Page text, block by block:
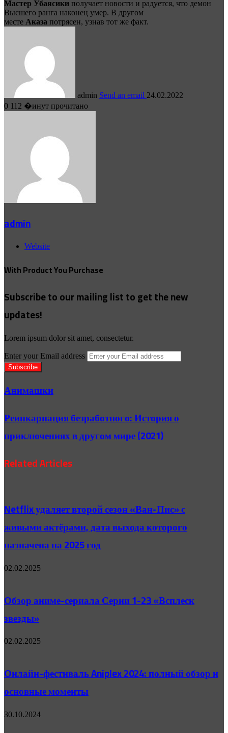
Мастер Убаясики получает новости и радуется, что демон
Высшего ранга наконец умер. В другом
месте Аказа потрясен, узнав тот же факт.
admin Send an email 24.02.2022
0 112 �инут прочитано
admin
Website
With Product You Purchase
Subscribe to our mailing list to get the new
updates!
Lorem ipsum dolor sit amet, consectetur.
Enter your Email address
Анимашки
Реинкарнация безработного: История о
приключениях в другом мире (2021)
Related Articles
Netflix удаляет второй сезон «Ван-Пис» с
живыми актёрами, дата выхода которого
назначена на 2025 год
02.02.2025
Обзор аниме-сериала Серии 1-23 «Всплеск
звезды»
02.02.2025
Онлайн-фестиваль Aniplex 2024: полный обзор и
основные моменты
30.10.2024